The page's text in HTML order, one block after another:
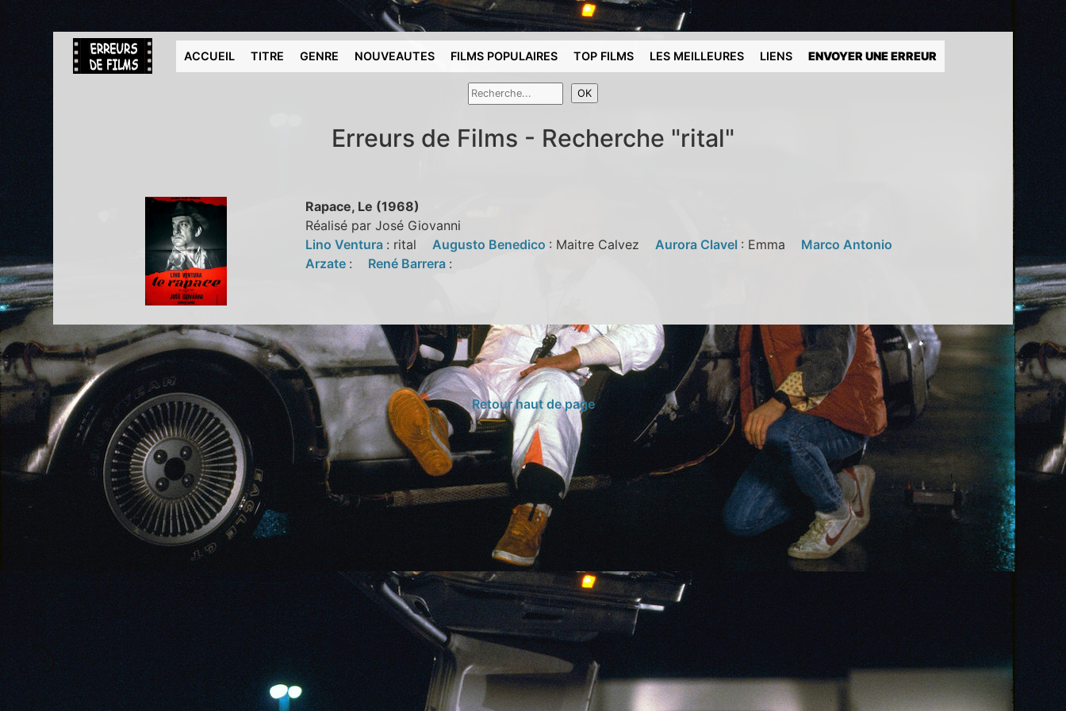
ACCUEIL TITRE GENRE NOUVEAUTES FILMS POPULAIRES TOP FILMS LES MEILLEURES LIENS ENVOYER UNE ERREUR
Erreurs de Films - Recherche "rital"
Rapace, Le (1968)
Réalisé par José Giovanni
Lino Ventura : rital Augusto Benedico : Maitre Calvez Aurora Clavel : Emma Marco Antonio
Arzate : René Barrera :
Retour haut de page